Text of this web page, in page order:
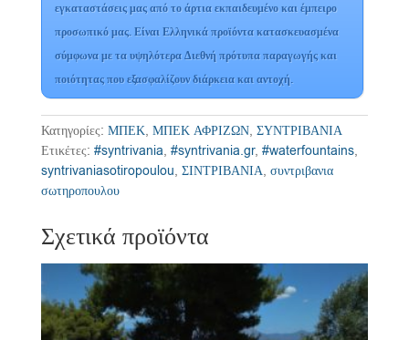
εγκαταστάσεις μας από το άρτια εκπαιδευμένο και έμπειρο
προσωπικό μας. Είναι Ελληνικά προϊόντα κατασκευασμένα
σύμφωνα με τα υψηλότερα Διεθνή πρότυπα παραγωγής και
ποιότητας που εξασφαλίζουν διάρκεια και αντοχή.
Κατηγορίες: ΜΠΕΚ, ΜΠΕΚ ΑΦΡΙΖΩΝ, ΣΥΝΤΡΙΒΑΝΙΑ
Ετικέτες: #syntrivania, #syntrivania.gr, #waterfountains,
syntrivaniasotiropoulou, ΣΙΝΤΡΙΒΑΝΙΑ, συντριβανια
σωτηροπουλου
Σχετικά προϊόντα